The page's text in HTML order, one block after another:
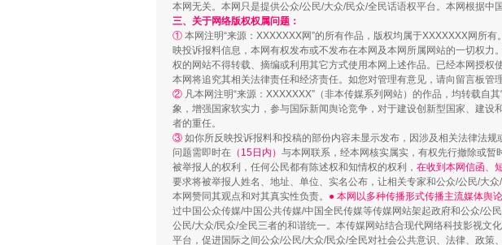
站台名比不上好声名
本网无关。本网只是提供公众/公民/大众/民众/全民话语权平台。本网根据中
三、关于网络版权权属问题：
① 本网注明“来源：XXXXXXX网”的所有作品，版权均属于XXXXXXX网所
映投诉报料信息，本网有权发布或不发布在本网及本网所属网站的一切权
权的网站不得转载、摘编或利用其它方式使用本网上述作品。已经本网授权
本网将追究其相关法律责任和经济责任。如您对管理有意见，请向留言板管
② 凡本网注明“来源：XXXXXXX”（非本传媒系列网站）的作品，均转载
象，增强国家软实力，参与国际新闻舆论竞争，对于建设创新型国家、建
者的重任。
③ 如你所反映投诉报料和投稿的部份内容未显示发布，因涉及相关法律法
问题需即时在 （15日内） 与本网联系，经本网核实属实，有权先行撤除或
被举报人的权利，任何公民都有陈述权和知情权的权利， 在收到本网信函、
要求将被举报人姓名、地址、单位、实名公布，让相关专家和公众/公民/大
本网赞同其观点和对其真实性负责。 ● 本网以多种传播形式传播主流媒体舆
过中国公众传媒/中国公共传媒/中国全民传媒等传媒网站架起政府和公众/公
公民/大众/民众/全民三者的和谐统一。本传媒网站结合现代网络科技影视文
平台，促进国际之间公众/公民/大众/民众/全民对社会公共意识、法律、政